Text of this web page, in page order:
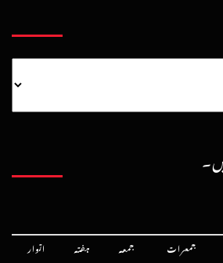
جمعرات جمعہ ہفتہ اتوار